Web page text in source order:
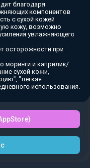
благодаря
компонентов
с сухой кожей
кожу, возможно
увлажняющего
осторожности при
моринги и каприлик/
сухой кожи,
"легкая
использования.